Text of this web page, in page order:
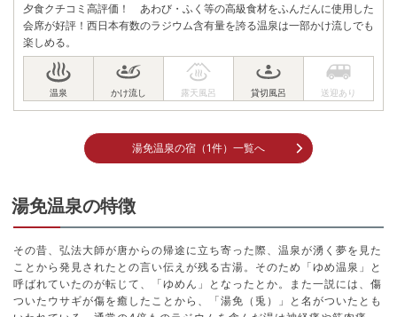
夕食クチコミ高評価！ あわび・ふく等の高級食材をふんだんに使用した
会席が好評！西日本有数のラジウム含有量を誇る温泉は一部かけ流しでも
楽しめる。
湯免温泉の宿（1件）一覧へ
湯免温泉の特徴
その昔、弘法大師が唐からの帰途に立ち寄った際、温泉が湧く夢を見た
ことから発見されたとの言い伝えが残る古湯。そのため「ゆめ温泉」と
呼ばれていたのが転じて、「ゆめん」となったとか。また一説には、傷
ついたウサギが傷を癒したことから、「湯免（兎）」と名がついたとも